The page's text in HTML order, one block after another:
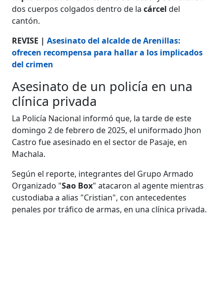
dos cuerpos colgados dentro de lacárcel del
cantón.
REVISE |Asesinato del alcalde de Arenillas:
ofrecen recompensa para hallar a los implicados
del crimen
Asesinato de un policía en una
clínica privada
La Policía Nacional informó que, la tarde de este
domingo 2 de febrero de 2025, el uniformado Jhon
Castro fue asesinado en el sector de Pasaje, en
Machala.
Según el reporte, integrantes del Grupo Armado
Organizado "Sao Box" atacaron al agente mientras
custodiaba a alias "Cristian", con antecedentes
penales por tráfico de armas, en una clínica privada.